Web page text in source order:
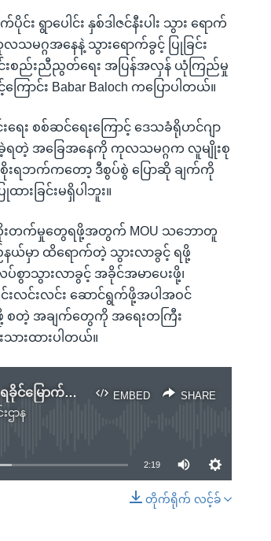
း ရွာပေါင်း နှစ်ဒါဇင်နီးပါး သွား ရောက်
ဂအနေနဲ့ သွားရောက်ခွင့် ပြုခြင်း
င်းစည်းညီညွတ်ရေး အပြန်အလှန် ယုံကြည်မှု
း Babar Baloch ကပြောပါတယ်။
ေး စစ်ဆင်ရေးကြောင့် ဒေသခံရိုဟင်ဂျာ
ခဲ့ရတဲ့ အခြေအနေကို ကုလသမဂ္ဂက လူမျိုးစု
းရဘက်ကတော့ ဒီစွပ်စွဲ ပြောဆို ချက်ကို
းခြင်းမရှိပါဘူး။
တိုးတက်မှုတွေရဖို့အတွက် MOU သဘောတူ
ယ်မှာ ထိရောက်တဲ့ သွားလာခွင့် ရဖို့
ာသွားလာခွင့် အခိုင်အမာပေးဖို့၊
းလင်းလင်း ဆောင်ရွက်ဖို့အပါအဝင်
ဖို့ စတဲ့ အချက်တွေကို အရေးတကြီး
ားထားပါတယ်။
EMBED SHARE
ကုလအေဂျင်စီ ရခိုင်မြောက်ပိုင်းသွားရေး ခွင့်ပြုချက်မရသေး
ာန
SHARE
available
2:19
တိုက်ရိုက် လင့်ခ်